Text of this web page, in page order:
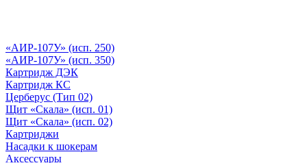
«АИР-107У» (исп. 250)
«АИР-107У» (исп. 350)
Картридж ДЭК
Картридж КС
Церберус (Тип 02)
Щит «Скала» (исп. 01)
Щит «Скала» (исп. 02)
Картриджи
Насадки к шокерам
Аксессуары